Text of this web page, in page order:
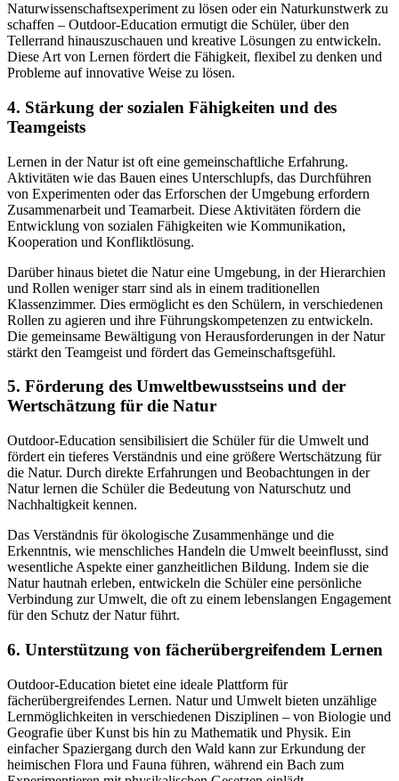
Naturwissenschaftsexperiment zu lösen oder ein Naturkunstwerk zu
schaffen – Outdoor-Education ermutigt die Schüler, über den
Tellerrand hinauszuschauen und kreative Lösungen zu entwickeln.
Diese Art von Lernen fördert die Fähigkeit, flexibel zu denken und
Probleme auf innovative Weise zu lösen.
4. Stärkung der sozialen Fähigkeiten und des
Teamgeists
Lernen in der Natur ist oft eine gemeinschaftliche Erfahrung.
Aktivitäten wie das Bauen eines Unterschlupfs, das Durchführen
von Experimenten oder das Erforschen der Umgebung erfordern
Zusammenarbeit und Teamarbeit. Diese Aktivitäten fördern die
Entwicklung von sozialen Fähigkeiten wie Kommunikation,
Kooperation und Konfliktlösung.
Darüber hinaus bietet die Natur eine Umgebung, in der Hierarchien
und Rollen weniger starr sind als in einem traditionellen
Klassenzimmer. Dies ermöglicht es den Schülern, in verschiedenen
Rollen zu agieren und ihre Führungskompetenzen zu entwickeln.
Die gemeinsame Bewältigung von Herausforderungen in der Natur
stärkt den Teamgeist und fördert das Gemeinschaftsgefühl.
5. Förderung des Umweltbewusstseins und der
Wertschätzung für die Natur
Outdoor-Education sensibilisiert die Schüler für die Umwelt und
fördert ein tieferes Verständnis und eine größere Wertschätzung für
die Natur. Durch direkte Erfahrungen und Beobachtungen in der
Natur lernen die Schüler die Bedeutung von Naturschutz und
Nachhaltigkeit kennen.
Das Verständnis für ökologische Zusammenhänge und die
Erkenntnis, wie menschliches Handeln die Umwelt beeinflusst, sind
wesentliche Aspekte einer ganzheitlichen Bildung. Indem sie die
Natur hautnah erleben, entwickeln die Schüler eine persönliche
Verbindung zur Umwelt, die oft zu einem lebenslangen Engagement
für den Schutz der Natur führt.
6. Unterstützung von fächerübergreifendem Lernen
Outdoor-Education bietet eine ideale Plattform für
fächerübergreifendes Lernen. Natur und Umwelt bieten unzählige
Lernmöglichkeiten in verschiedenen Disziplinen – von Biologie und
Geografie über Kunst bis hin zu Mathematik und Physik. Ein
einfacher Spaziergang durch den Wald kann zur Erkundung der
heimischen Flora und Fauna führen, während ein Bach zum